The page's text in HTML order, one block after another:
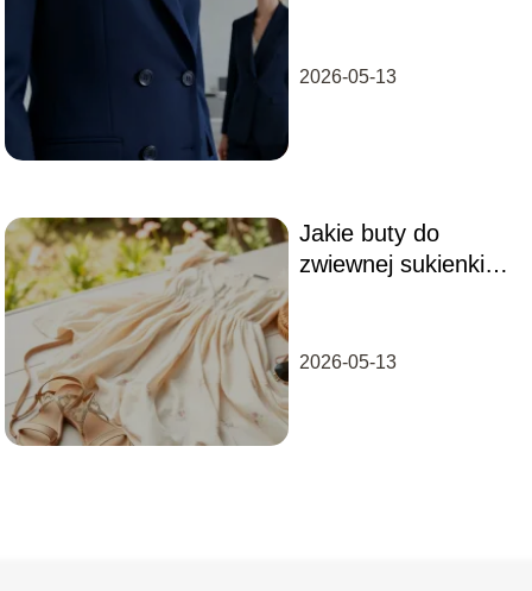
2026-05-13
Jakie buty do
zwiewnej sukienki?
2026-05-13